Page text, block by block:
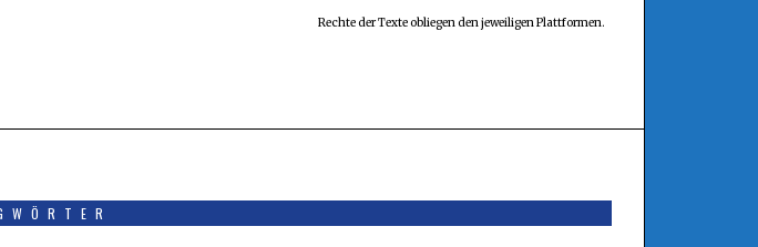
Rechte der Texte obliegen den jeweiligen Plattformen.